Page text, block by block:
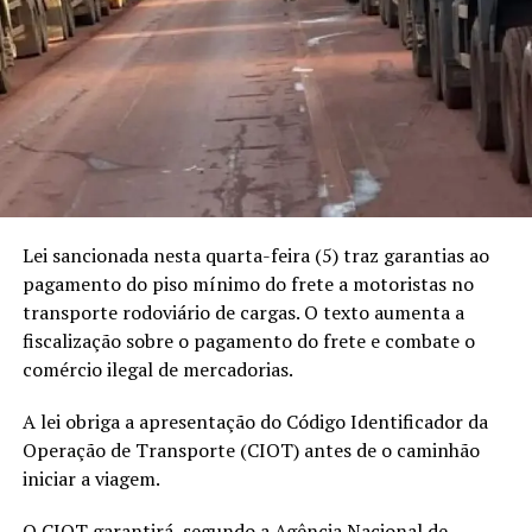
o maior produtor de grãos
do país, podemos
aumentar essa produção.
O que precisamos é
investir na produção para
crescermos, pois temos o
mais importante, que é a
nutrição para os animais.
Precisamos de políticas
de Estado”, defendeu o
representante do setor.
Já o presidente do Sistema Fiemt, Silvio Rangel,
Lei sancionada nesta quarta-feira (5) traz garantias ao
pagamento do piso mínimo do frete a motoristas no
transporte rodoviário de cargas. O texto aumenta a
fiscalização sobre o pagamento do frete e combate o
comércio ilegal de mercadorias.
A lei obriga a apresentação do Código Identificador da
Operação de Transporte (CIOT) antes de o caminhão
iniciar a viagem.